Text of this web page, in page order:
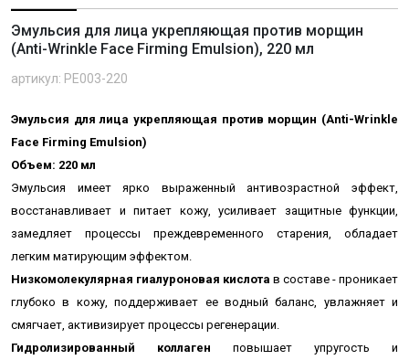
Эмульсия для лица укрепляющая против морщин
(Anti-Wrinkle Face Firming Emulsion), 220 мл
артикул: PE003-220
Эмульсия для лица укрепляющая против морщин (Anti-Wrinkle
Face Firming Emulsion)
Объем: 220 мл
Эмульсия имеет ярко выраженный антивозрастной эффект,
восстанавливает и питает кожу, усиливает защитные функции,
замедляет процессы преждевременного старения, обладает
легким матирующим эффектом.
Низкомолекулярная гиалуроновая кислота в составе - проникает
глубоко в кожу, поддерживает ее водный баланс, увлажняет и
смягчает, активизирует процессы регенерации.
Гидролизированный коллаген повышает упругость и